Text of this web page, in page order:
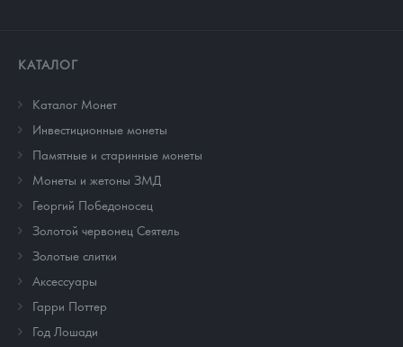
КАТАЛОГ
Каталог Монет
Инвестиционные монеты
Памятные и старинные монеты
Монеты и жетоны ЗМД
Георгий Победоносец
Золотой червонец Сеятель
Золотые слитки
Аксессуары
Гарри Поттер
Год Лошади